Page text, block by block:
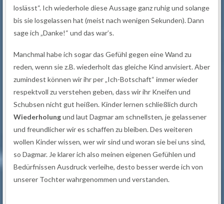
loslässt“. Ich wiederhole diese Aussage ganz ruhig und solange
bis sie losgelassen hat (meist nach wenigen Sekunden). Dann
sage ich „Danke!“ und das war’s.
Manchmal habe ich sogar das Gefühl gegen eine Wand zu
reden, wenn sie z.B. wiederholt das gleiche Kind anvisiert. Aber
zumindest können wir ihr per „Ich-Botschaft“ immer wieder
respektvoll zu verstehen geben, dass wir ihr Kneifen und
Schubsen nicht gut heißen. Kinder lernen schließlich durch
Wiederholungund laut Dagmar am schnellsten, je gelassener
und freundlicher wir es schaffen zu bleiben. Des weiteren
wollen Kinder wissen, wer wir sind und woran sie bei uns sind,
so Dagmar. Je klarer ich also meinen eigenen Gefühlen und
Bedürfnissen Ausdruck verleihe, desto besser werde ich von
unserer Tochter wahrgenommen und verstanden.